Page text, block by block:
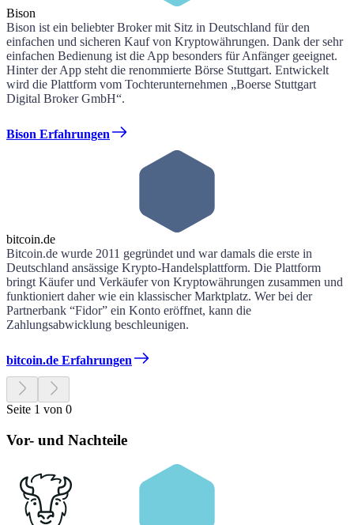
Bison
Bison ist ein beliebter Broker mit Sitz in Deutschland für den
einfachen und sicheren Kauf von Kryptowährungen. Dank der sehr
einfachen Bedienung ist die App besonders für Anfänger geeignet.
Hinter der App steht die renommierte Börse Stuttgart. Entwickelt
wird die Plattform vom Tochterunternehmen „Boerse Stuttgart
Digital Broker GmbH“.
Bison Erfahrungen
bitcoin.de
Bitcoin.de wurde 2011 gegründet und war damals die erste in
Deutschland ansässige Krypto-Handelsplattform. Die Plattform
bringt Käufer und Verkäufer von Kryptowährungen zusammen und
funktioniert daher wie ein klassischer Marktplatz. Wer bei der
Partnerbank “Fidor” ein Konto eröffnet, kann die
Zahlungsabwicklung beschleunigen.
bitcoin.de Erfahrungen
Seite 1 von 0
Vor- und Nachteile